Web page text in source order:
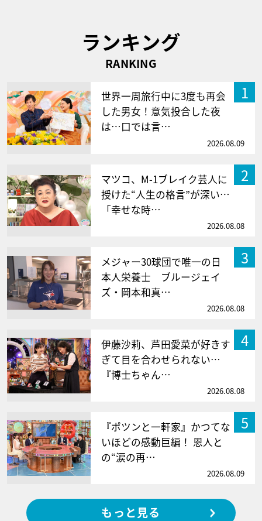
ランキング
RANKING
1
世界一周旅行中に3度も再会
した男女！意気投合した夜
は…口では言…
2026.08.09
2
マツコ、M-1ブレイク芸人に
授けた“人生の格言”が深い…
「幸せな時…
2026.08.08
3
メジャー30球団で唯一の日
本人栄養士 ブルージェイ
ズ・岡本和真…
2026.08.08
4
伊藤沙莉、芦田愛菜が好きす
ぎて目を合わせられない…
『博士ちゃん…
2026.08.08
5
『ポツンと一軒家』かつてな
いほどの感動巨編！ 恩人と
の“涙の再…
2026.08.09
もっと見る